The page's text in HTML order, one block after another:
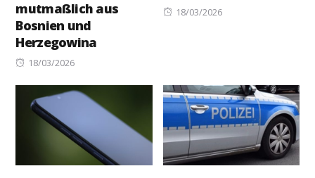
mutmaßlich aus
Bosnien und
Herzegowina
Posted
18/03/2026
Posted
18/03/2026